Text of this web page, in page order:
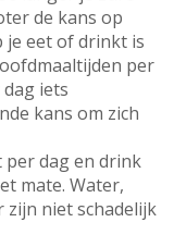
de kans op
je eet of drinkt is
per
iets
kans om zich
per dag en drink
mate. Water,
zijn niet schadelijk